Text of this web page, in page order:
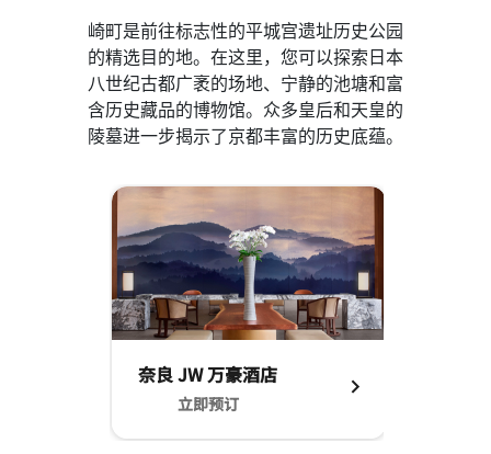
崎町是前往标志性的平城宫遗址历史公园
的精选目的地。在这里，您可以探索日本
八世纪古都广袤的场地、宁静的池塘和富
含历史藏品的博物馆。众多皇后和天皇的
陵墓进一步揭示了京都丰富的历史底蕴。
跳过 轮播 使用 1 张卡。
奈良 JW 万豪酒店
立即预订